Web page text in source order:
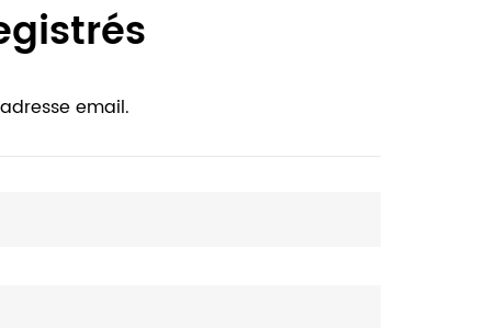
email.